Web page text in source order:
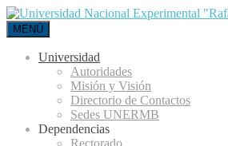
MENÚ
Universidad
Autoridades
Misión y Visión
Directorio de Contactos
Sedes UNERMB
Dependencias
Rectorado